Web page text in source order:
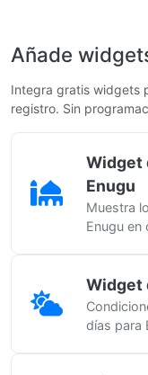
Añade
Integra gratis widgets
registro. Sin
Widget
Enugu
Muestra
Enugu en
Widget
días para